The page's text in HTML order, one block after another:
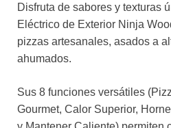
Disfruta de sabores y texturas
Eléctrico de Exterior Ninja
pizzas artesanales, asados a
ahumados.
Sus 8 funciones versátiles
Gourmet, Calor Superior,